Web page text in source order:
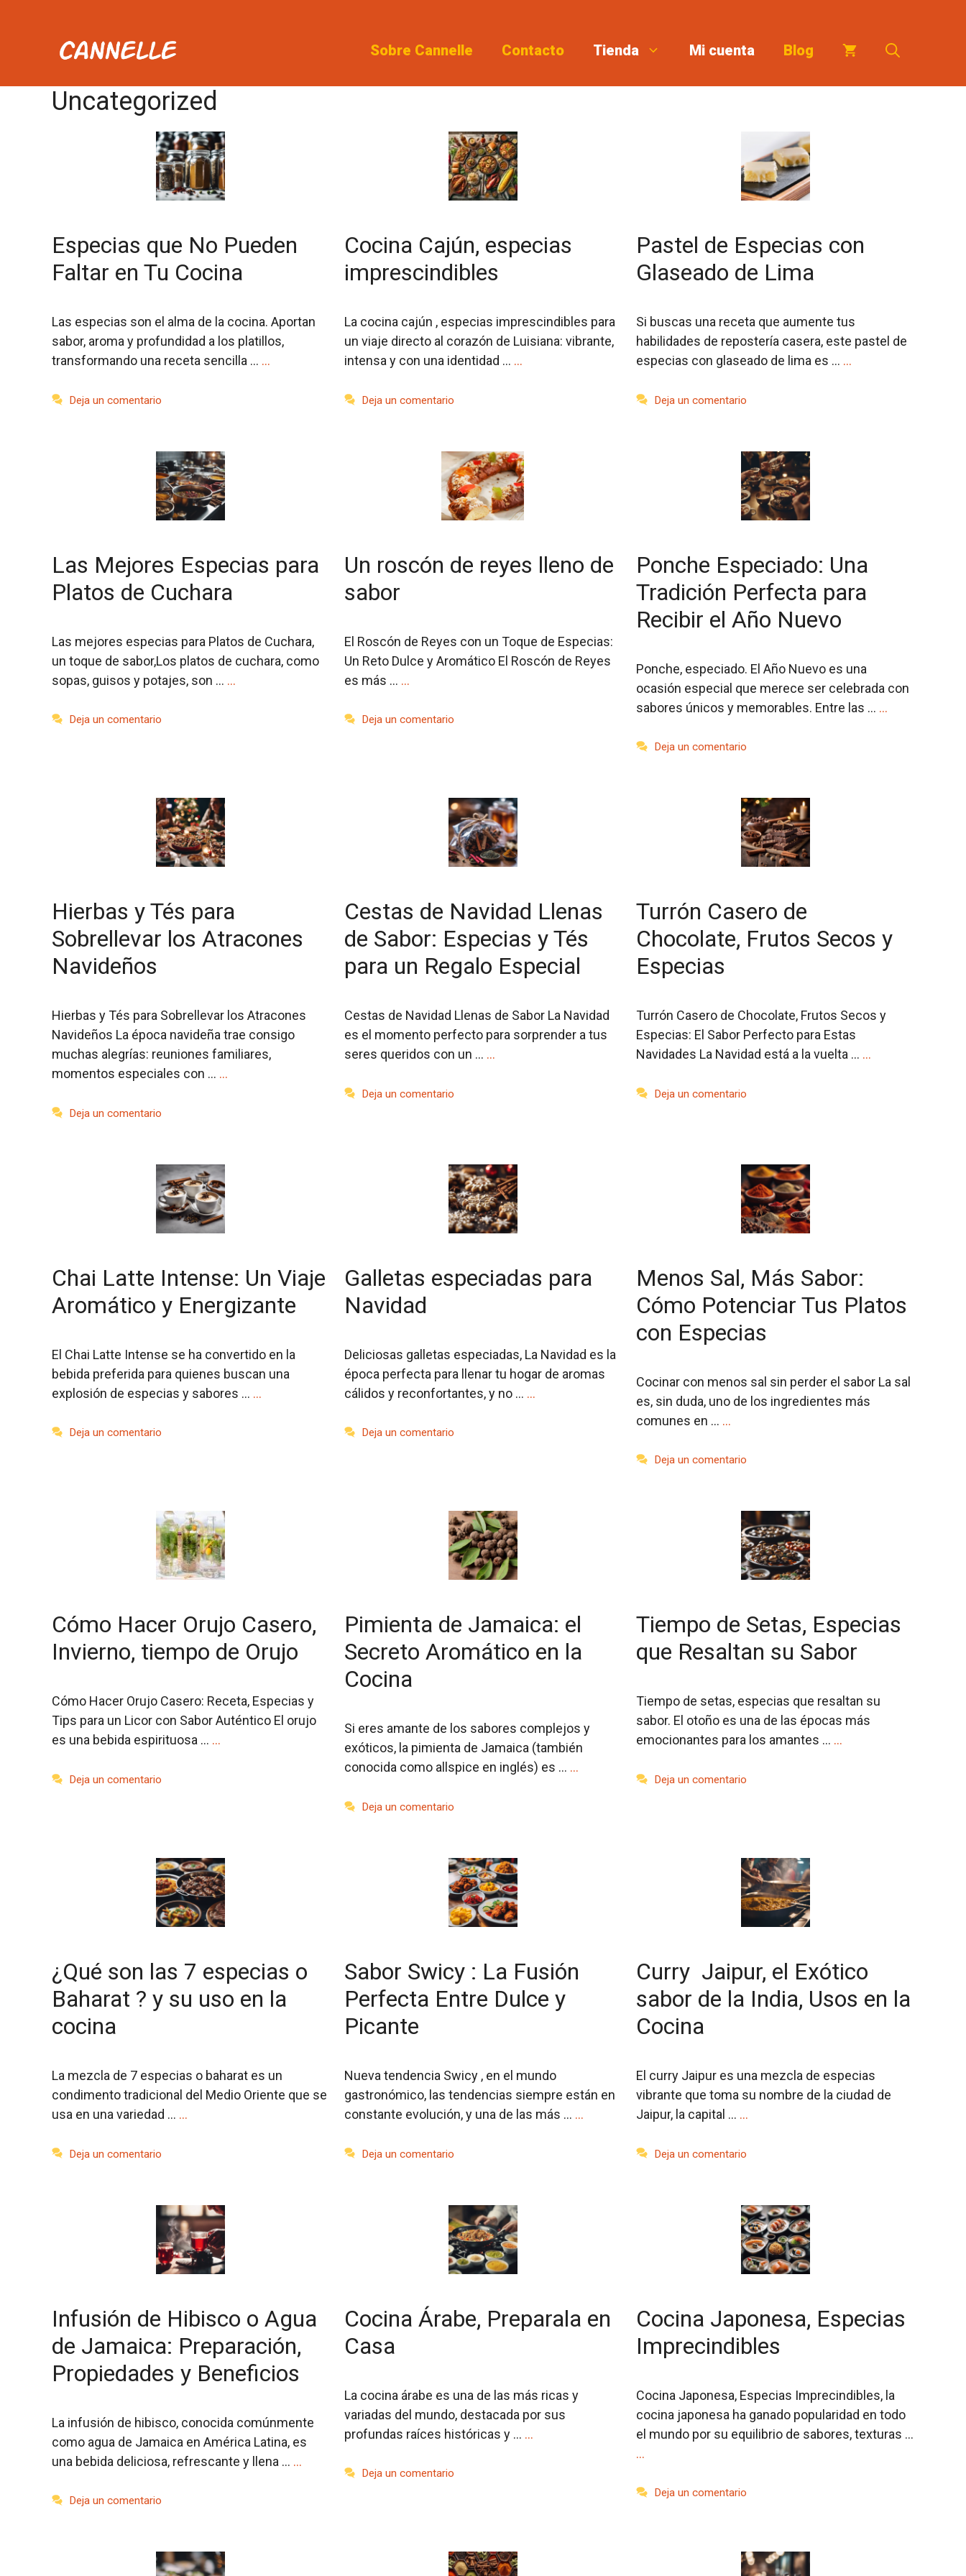
Sobre Cannelle Contacto Tienda Mi cuenta Blog
Uncategorized
Especias que No Pueden
Faltar en Tu Cocina
Las especias son el alma de la cocina. Aportan
sabor, aroma y profundidad a los platillos,
transformando una receta sencilla … …
Deja un comentario
Cocina Cajún, especias
imprescindibles
La cocina cajún , especias imprescindibles para
un viaje directo al corazón de Luisiana: vibrante,
intensa y con una identidad … …
Deja un comentario
Pastel de Especias con
Glaseado de Lima
Si buscas una receta que aumente tus
habilidades de repostería casera, este pastel de
especias con glaseado de lima es … …
Deja un comentario
Las Mejores Especias para
Platos de Cuchara
Las mejores especias para Platos de Cuchara,
un toque de sabor,Los platos de cuchara, como
sopas, guisos y potajes, son … …
Deja un comentario
Un roscón de reyes lleno de
sabor
El Roscón de Reyes con un Toque de Especias:
Un Reto Dulce y Aromático El Roscón de Reyes
es más … …
Deja un comentario
Ponche Especiado: Una
Tradición Perfecta para
Recibir el Año Nuevo
Ponche, especiado. El Año Nuevo es una
ocasión especial que merece ser celebrada con
sabores únicos y memorables. Entre las … …
Deja un comentario
Hierbas y Tés para
Sobrellevar los Atracones
Navideños
Hierbas y Tés para Sobrellevar los Atracones
Navideños La época navideña trae consigo
muchas alegrías: reuniones familiares,
momentos especiales con … …
Deja un comentario
Cestas de Navidad Llenas
de Sabor: Especias y Tés
para un Regalo Especial
Cestas de Navidad Llenas de Sabor La Navidad
es el momento perfecto para sorprender a tus
seres queridos con un … …
Deja un comentario
Turrón Casero de
Chocolate, Frutos Secos y
Especias
Turrón Casero de Chocolate, Frutos Secos y
Especias: El Sabor Perfecto para Estas
Navidades La Navidad está a la vuelta … …
Deja un comentario
Chai Latte Intense: Un Viaje
Aromático y Energizante
El Chai Latte Intense se ha convertido en la
bebida preferida para quienes buscan una
explosión de especias y sabores … …
Deja un comentario
Galletas especiadas para
Navidad
Deliciosas galletas especiadas, La Navidad es la
época perfecta para llenar tu hogar de aromas
cálidos y reconfortantes, y no … …
Deja un comentario
Menos Sal, Más Sabor:
Cómo Potenciar Tus Platos
con Especias
Cocinar con menos sal sin perder el sabor La sal
es, sin duda, uno de los ingredientes más
comunes en … …
Deja un comentario
Cómo Hacer Orujo Casero,
Invierno, tiempo de Orujo
Cómo Hacer Orujo Casero: Receta, Especias y
Tips para un Licor con Sabor Auténtico El orujo
es una bebida espirituosa … …
Deja un comentario
Pimienta de Jamaica: el
Secreto Aromático en la
Cocina
Si eres amante de los sabores complejos y
exóticos, la pimienta de Jamaica (también
conocida como allspice en inglés) es … …
Deja un comentario
Tiempo de Setas, Especias
que Resaltan su Sabor
Tiempo de setas, especias que resaltan su
sabor. El otoño es una de las épocas más
emocionantes para los amantes … …
Deja un comentario
¿Qué son las 7 especias o
Baharat ? y su uso en la
cocina
La mezcla de 7 especias o baharat es un
condimento tradicional del Medio Oriente que se
usa en una variedad … …
Deja un comentario
Sabor Swicy : La Fusión
Perfecta Entre Dulce y
Picante
Nueva tendencia Swicy , en el mundo
gastronómico, las tendencias siempre están en
constante evolución, y una de las más … …
Deja un comentario
Curry Jaipur, el Exótico
sabor de la India, Usos en la
Cocina
El curry Jaipur es una mezcla de especias
vibrante que toma su nombre de la ciudad de
Jaipur, la capital … …
Deja un comentario
Infusión de Hibisco o Agua
de Jamaica: Preparación,
Propiedades y Beneficios
La infusión de hibisco, conocida comúnmente
como agua de Jamaica en América Latina, es
una bebida deliciosa, refrescante y llena … …
Deja un comentario
Cocina Árabe, Preparala en
Casa
La cocina árabe es una de las más ricas y
variadas del mundo, destacada por sus
profundas raíces históricas y … …
Deja un comentario
Cocina Japonesa, Especias
Imprecindibles
Cocina Japonesa, Especias Imprecindibles, la
cocina japonesa ha ganado popularidad en todo
el mundo por su equilibrio de sabores, texturas …
…
Deja un comentario